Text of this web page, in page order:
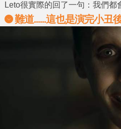
Leto很實際的回了一句：我們都
難道......這也是演完小丑